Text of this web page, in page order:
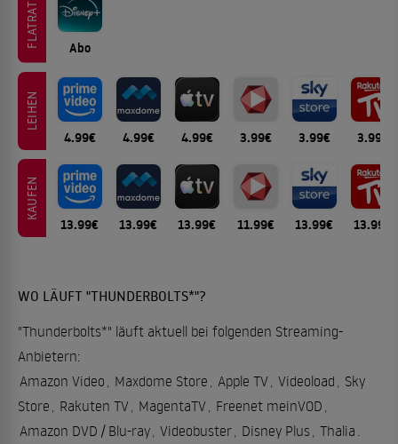
FLATRATE Abo
LEIHEN
4.99€ 4.99€ 4.99€ 3.99€ 3.99€ 3.99€
KAUFEN
13.99€ 13.99€ 13.99€ 11.99€ 13.99€ 13.99€
WO LÄUFT "THUNDERBOLTS*"?
"Thunderbolts*" läuft aktuell bei folgenden Streaming-
Anbietern:
Amazon Video
Maxdome Store Apple TV Videoload
Sky
Store
Rakuten TV MagentaTV Freenet meinVOD
Amazon DVD / Blu-ray Videobuster Disney Plus Thalia